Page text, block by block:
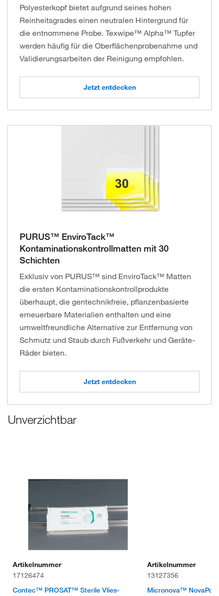
Polyesterkopf bietet aufgrund seines hohen
Reinheitsgrades einen neutralen Hintergrund für
die entnommene Probe. Texwipe™ Alpha™ Tupfer
werden häufig für die Oberflächenprobenahme und
Validierungsarbeiten der Reinigung empfohlen.
Jetzt entdecken
PURUS™ EnviroTack™
Kontaminationskontrollmatten mit 30
Schichten
Exklusiv von PURUS™ sind EnviroTack™ Matten
die ersten Kontaminationskontrollprodukte
überhaupt, die gentechnikfreie, pflanzenbasierte
erneuerbare Materialien enthalten und eine
umweltfreundliche Alternative zur Entfernung von
Schmutz und Staub durch Fußverkehr und Geräte-
Räder bieten.
Jetzt entdecken
Unverzichtbar
Artikelnummer
17126474
Contec™ PROSAT™ Sterile Vlies-
Artikelnummer
13127356
Micronova™